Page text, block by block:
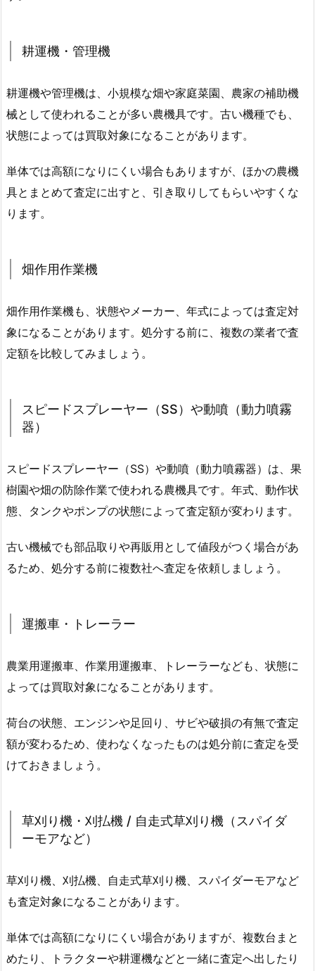
耕運機・管理機
耕運機や管理機は、小規模な畑や家庭菜園、農家の補助機
械として使われることが多い農機具です。古い機種でも、
状態によっては買取対象になることがあります。
単体では高額になりにくい場合もありますが、ほかの農機
具とまとめて査定に出すと、引き取りしてもらいやすくな
ります。
畑作用作業機
畑作用作業機も、状態やメーカー、年式によっては査定対
象になることがあります。処分する前に、複数の業者で査
定額を比較してみましょう。
スピードスプレーヤー（SS）や動噴（動力噴霧
器）
スピードスプレーヤー（SS）や動噴（動力噴霧器）は、果
樹園や畑の防除作業で使われる農機具です。年式、動作状
態、タンクやポンプの状態によって査定額が変わります。
古い機械でも部品取りや再販用として値段がつく場合があ
るため、処分する前に複数社へ査定を依頼しましょう。
運搬車・トレーラー
農業用運搬車、作業用運搬車、トレーラーなども、状態に
よっては買取対象になることがあります。
荷台の状態、エンジンや足回り、サビや破損の有無で査定
額が変わるため、使わなくなったものは処分前に査定を受
けておきましょう。
草刈り機・刈払機 / 自走式草刈り機（スパイダ
ーモアなど）
草刈り機、刈払機、自走式草刈り機、スパイダーモアなど
も査定対象になることがあります。
単体では高額になりにくい場合がありますが、複数台まと
めたり、トラクターや耕運機などと一緒に査定へ出したり